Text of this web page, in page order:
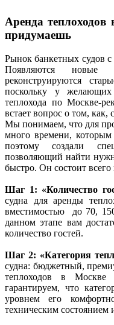
Аренда
придумаешь
Рынок банкетных судов
Появляются новые
реконструируются
поскольку у желающих
теплохода по Москве-
встает вопрос о том, как,
Мы понимаем, что для
много времени, которым
поэтому создали
позволяющий найти
быстро. Он состоит всего
Шаг 1: «Количество
судна для аренды
вместимостью до 70,
данном этапе вам
количество гостей.
Шаг 2: «Категория
судна: бюджетный,
теплоходов в
гарантируем, что
уровнем его
техническим состоянием